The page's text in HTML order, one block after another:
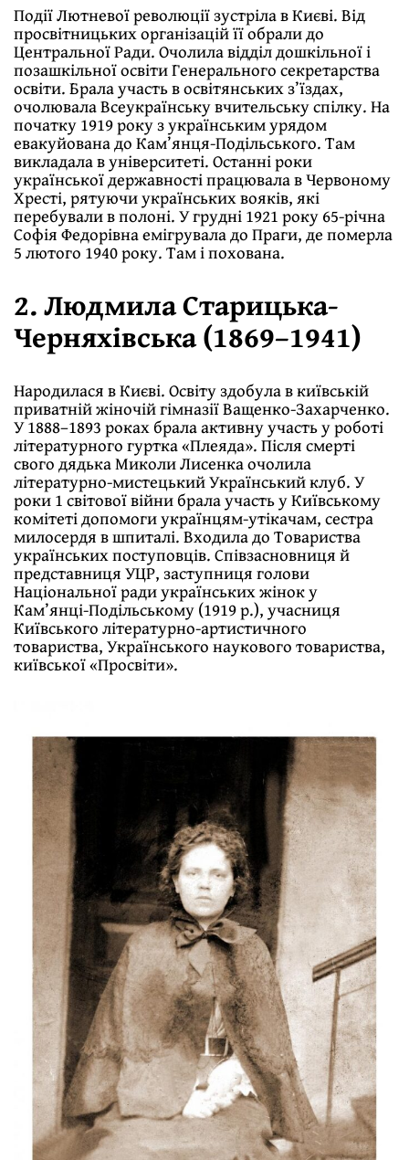
Події Лютневої революції зустріла в Києві. Від
просвітницьких організацій її обрали до
Центральної Ради. Очолила відділ дошкільної і
позашкільної освіти Генерального секретарства
освіти. Брала участь в освітянських з’їздах,
очолювала Всеукраїнську вчительську спілку. На
початку 1919 року з українським урядом
евакуйована до Кам’янця-Подільського. Там
викладала в університеті. Останні роки
української державності працювала в Червоному
Хресті, рятуючи українських вояків, які
перебували в полоні. У грудні 1921 року 65-річна
Софія Федорівна емігрувала до Праги, де померла
5 лютого 1940 року. Там і похована.
2. Людмила Старицька-
Черняхівська (1869–1941)
Народилася в Києві. Освіту здобула в київській
приватній жіночій гімназії Ващенко-Захарченко.
У 1888–1893 роках брала активну участь у роботі
літературного гуртка «Плеяда». Після смерті
свого дядька Миколи Лисенка очолила
літературно-мистецький Український клуб. У
роки 1 світової війни брала участь у Київському
комітеті допомоги українцям-утікачам, сестра
милосердя в шпиталі. Входила до Товариства
українських поступовців. Співзасновниця й
представниця УЦР, заступниця голови
Національної ради українських жінок у
Кам’янці-Подільському (1919 р.), учасниця
Київського літературно-артистичного
товариства, Українського наукового товариства,
київської «Просвіти».